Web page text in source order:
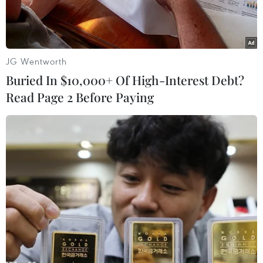
gia tăng.
Cán bộ, nhân viên Công ty THHH Một thành viên Khai thác
công trình thủy lợi Bến Tre kiểm tra độ mặn tại khu vực cống
Châu Thới, huyện Giồng Trôm, Bến Tre. (Ảnh: Công Trí/TTXVN)
Theo Bộ Nông nghiệp và Phát triển Nông thôn,
JG Wentworth
Buried In $10,000+ Of High-Interest Debt?
Read Page 2 Before Paying